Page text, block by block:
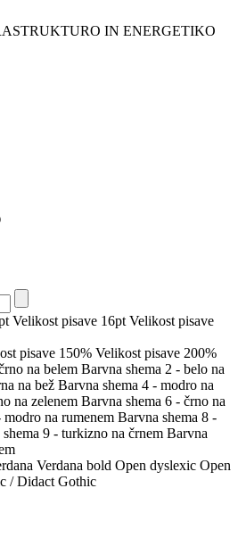
IN ENERGETIKO
Velikost pisave 16pt Velikost pisave
pisave 150% Velikost pisave 200%
na belem Barvna shema 2 - belo na
na bež Barvna shema 4 - modro na
na zelenem Barvna shema 6 - črno na
na rumenem Barvna shema 8 -
9 - turkizno na črnem Barvna
Verdana bold Open dyslexic Open
/ Didact Gothic